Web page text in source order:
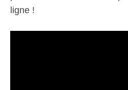
ligne !